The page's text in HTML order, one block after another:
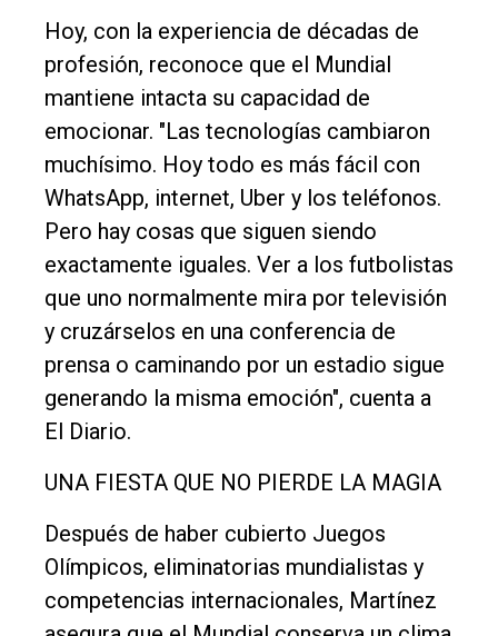
Contacto
Hoy, con la experiencia de décadas de
profesión, reconoce que el Mundial
mantiene intacta su capacidad de
emocionar. "Las tecnologías cambiaron
muchísimo. Hoy todo es más fácil con
WhatsApp, internet, Uber y los teléfonos.
Pero hay cosas que siguen siendo
exactamente iguales. Ver a los futbolistas
que uno normalmente mira por televisión
y cruzárselos en una conferencia de
prensa o caminando por un estadio sigue
generando la misma emoción", cuenta a
El Diario.
UNA FIESTA QUE NO PIERDE LA MAGIA
Después de haber cubierto Juegos
Olímpicos, eliminatorias mundialistas y
competencias internacionales, Martínez